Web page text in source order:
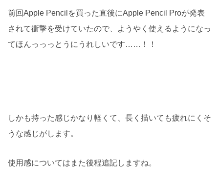
前回Apple Pencilを買った直後にApple Pencil Proが発表
されて衝撃を受けていたので、ようやく使えるようになっ
てほんっっっとうにうれしいです……！！
しかも持った感じかなり軽くて、長く描いても疲れにくそ
うな感じがします。
使用感についてはまた後程追記しますね。